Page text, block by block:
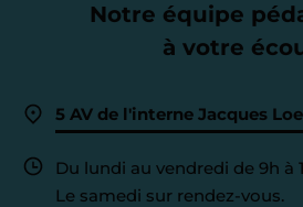
Notre équipe
à votre
5 AV de l'interne Jacques
Du lundi au vendredi de 9h à
Le samedi sur rendez-vous.